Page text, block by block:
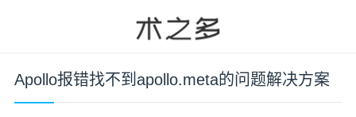
Apollo报错找不到apollo.meta的问题解决方案